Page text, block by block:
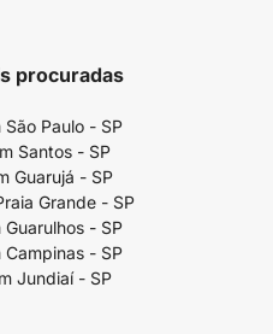
procuradas
Paulo - SP
Santos - SP
Guarujá - SP
Grande - SP
- SP
- SP
Jundiaí - SP